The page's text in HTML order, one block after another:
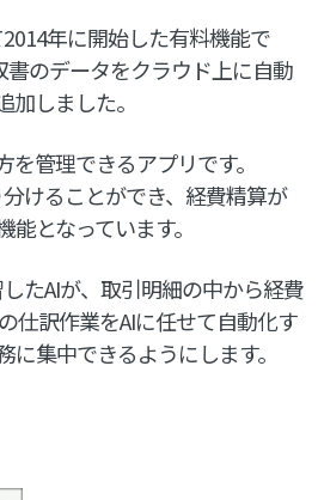
年に開始した有料機能で
書のデータをクラウド上に自動
しました。
管理できるアプリです。
けることができ、経費精算が
となっています。
たAIが、取引明細の中から経費
仕訳作業をAIに任せて自動化す
集中できるようにします。